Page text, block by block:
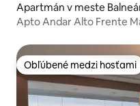
Apartmán v meste
Apto Andar Alto Frente
Obľúbené medzi hosťami
Obľúbené medzi hosťami